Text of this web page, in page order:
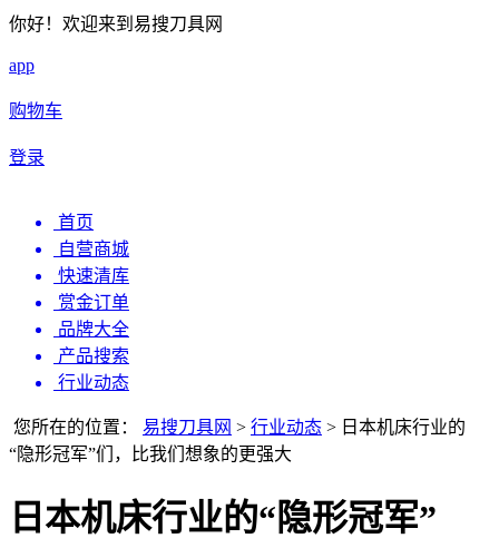
你好！欢迎来到易搜刀具网
app
购物车
登录
首页
自营商城
快速清库
赏金订单
品牌大全
产品搜索
行业动态
您所在的位置： 易搜刀具网 > 行业动态 > 日本机床行业的
“隐形冠军”们，比我们想象的更强大
日本机床行业的“隐形冠军”